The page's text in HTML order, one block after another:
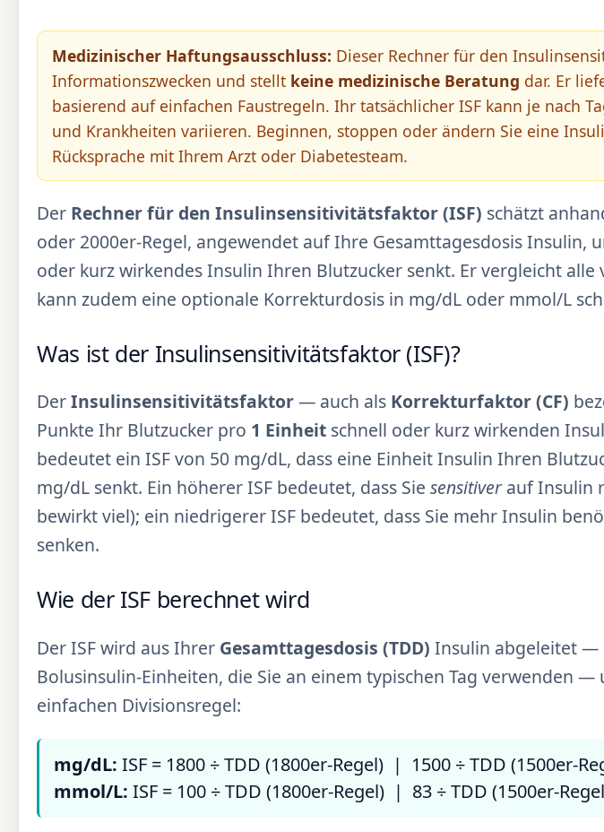
Medizinischer Haftungsausschluss: Dieser Rechner für den
Informationszwecken und stellt keine medizinische Beratung dar. Er
basierend auf einfachen Faustregeln. Ihr tatsächlicher ISF kann je nach
und Krankheiten variieren. Beginnen, stoppen oder ändern Sie eine
Rücksprache mit Ihrem Arzt oder Diabetesteam.
Der Rechner für den Insulinsensitivitätsfaktor (ISF) schätzt
oder 2000er-Regel, angewendet auf Ihre Gesamttagesdosis Insulin,
oder kurz wirkendes Insulin Ihren Blutzucker senkt. Er vergleicht
kann zudem eine optionale Korrekturdosis in mg/dL oder mmol/L
Was ist der Insulinsensitivitätsfaktor (ISF)?
DerInsulinsensitivitätsfaktor— auch als Korrekturfaktor (CF)
Punkte Ihr Blutzucker pro 1 Einheit schnell oder kurz wirkenden
bedeutet ein ISF von 50 mg/dL, dass eine Einheit Insulin Ihren
mg/dL senkt. Ein höherer ISF bedeutet, dass Sie sensitiverauf Insulin
bewirkt viel); ein niedrigerer ISF bedeutet, dass Sie mehr Insulin
senken.
Wie der ISF berechnet wird
Der ISF wird aus Ihrer Gesamttagesdosis (TDD) Insulin abgeleitet —
Bolusinsulin-Einheiten, die Sie an einem typischen Tag verwenden
einfachen Divisionsregel:
mg/dL: ISF = 1800 ÷ TDD (1800er-Regel) | 1500 ÷ TDD (1500er-
mmol/L: ISF = 100 ÷ TDD (1800er-Regel) | 83 ÷ TDD (1500er-